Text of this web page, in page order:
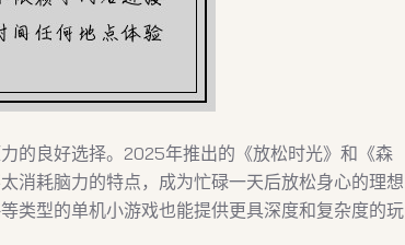
的良好选择。2025年推出的《放松时光》和《森
消耗脑力的特点，成为忙碌一天后放松身心的理想
类型的单机小游戏也能提供更具深度和复杂度的玩